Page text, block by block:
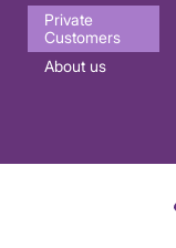
Основная
навигация
Private
Customers
About us